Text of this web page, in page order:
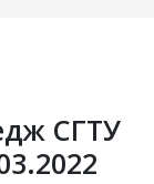
СГТУ